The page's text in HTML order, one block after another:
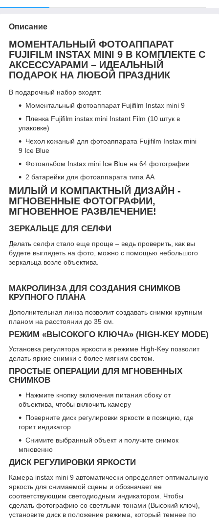
Описание
МОМЕНТАЛЬНЫЙ ФОТОАППАРАТ
FUJIFILM INSTAX MINI 9 В КОМПЛЕКТЕ С
АКСЕССУАРАМИ – ИДЕАЛЬНЫЙ
ПОДАРОК НА ЛЮБОЙ ПРАЗДНИК
В подарочный набор входят:
Моментальный фотоаппарат Fujifilm Instax mini 9
Пленка Fujifilm instax mini Instant Film (10 штук в
упаковке)
Чехол кожаный для фотоаппарата Fujifilm Instax mini
9 Ice Blue
Фотоальбом Instax mini Ice Blue на 64 фотографии
2 батарейки для фотоаппарата типа АА
МИЛЫЙ И КОМПАКТНЫЙ ДИЗАЙН -
МГНОВЕННЫЕ ФОТОГРАФИИ,
МГНОВЕННОЕ РАЗВЛЕЧЕНИЕ!
ЗЕРКАЛЬЦЕ ДЛЯ СЕЛФИ
Делать селфи стало еще проще – ведь проверить, как вы
будете выглядеть на фото, можно с помощью небольшого
зеркальца возле объектива.
МАКРОЛИНЗА ДЛЯ СОЗДАНИЯ СНИМКОВ
КРУПНОГО ПЛАНА
Дополнительная линза позволит создавать снимки крупным
планом на расстоянии до 35 см.
РЕЖИМ «ВЫСОКОГО КЛЮЧА» (HIGH-KEY MODE)
Установка регулятора яркости в режиме High-Key позволит
делать яркие снимки с более мягким светом.
ПРОСТЫЕ ОПЕРАЦИИ ДЛЯ МГНОВЕННЫХ
СНИМКОВ
Нажмите кнопку включения питания сбоку от
объектива, чтобы включить камеру
Поверните диск регулировки яркости в позицию, где
горит индикатор
Снимите выбранный объект и получите снимок
мгновенно
ДИСК РЕГУЛИРОВКИ ЯРКОСТИ
Камера instax mini 9 автоматически определяет оптимальную
яркость для снимаемой сцены и обозначает ее
соответствующим светодиодным индикатором. Чтобы
сделать фотографию со светлыми тонами (Высокий ключ),
установите диск в положение режима, который темнее по